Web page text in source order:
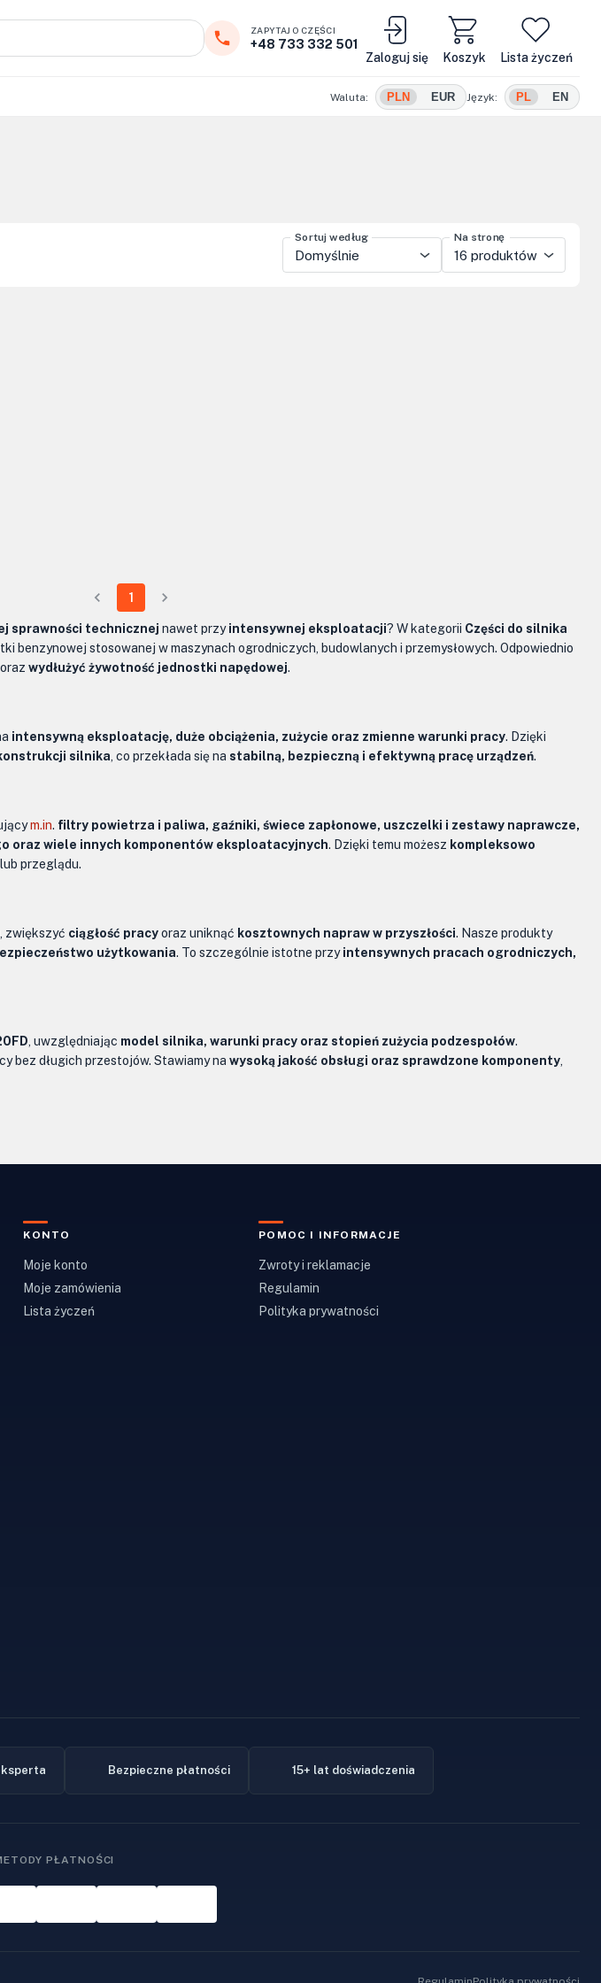
Koszyk
ZAPYTAJ O CZĘŚCI
+48 733 332 501
Zaloguj się
Lista życzeń
Waluta: PLN EUR Język: PL EN
Sortuj według
Domyślnie
Na stronę
16 produktów
1
sprawności technicznej nawet przyintensywnej eksploatacji? W kategorii Części do silnika
benzynowej stosowanej w maszynach ogrodniczych, budowlanych i przemysłowych. Odpowiednio
oraz wydłużyć żywotność jednostki napędowej.
intensywną eksploatację, duże obciążenia, zużycie oraz zmienne warunki pracy. Dzięki
silnika , co przekłada się na stabilną, bezpieczną i efektywną pracę urządzeń.
m.in. filtry powietrza i paliwa, gaźniki, świece zapłonowe, uszczelki i zestawy naprawcze,
oraz wiele innych komponentów eksploatacyjnych. Dzięki temu możesz kompleksowo
przeglądu.
, zwiększyć ciągłość pracyoraz uniknąć kosztownych napraw w przyszłości. Nasze produkty
użytkowania. To szczególnie istotne przyintensywnych pracach ogrodniczych,
, uwzględniając model silnika, warunki pracy oraz stopień zużycia podzespołów.
bez długich przestojów. Stawiamy na wysoką jakość obsługi oraz sprawdzone komponenty
KONTO
Moje konto
Moje zamówienia
Lista życzeń
POMOC I INFORMACJE
Zwroty i reklamacje
Regulamin
Polityka prywatności
Bezpieczne płatności 15+ lat doświadczenia
PŁATNOŚCI